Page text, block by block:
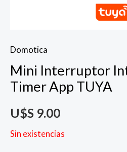
Domotica
Mini Interruptor
Timer App TUYA
U$S 9.00
Sin existencias